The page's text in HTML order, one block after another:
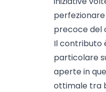
precoce del
Il contributo
particolare
aperte in
ottimale tra